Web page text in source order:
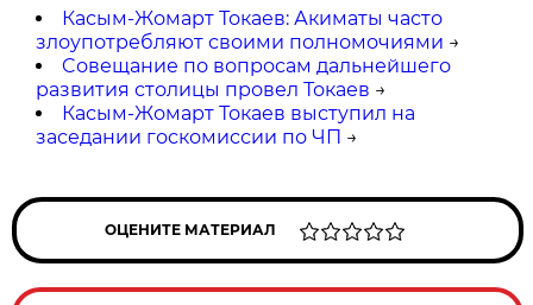
Касым-Жомарт Токаев: Акиматы часто
злоупотребляют своими полномочиями →
Cовещание по вопросам дальнейшего
развития столицы провел Токаев →
Касым-Жомарт Токаев выступил на
заседании госкомиссии по ЧП →
ОЦЕНИТЕ МАТЕРИАЛ